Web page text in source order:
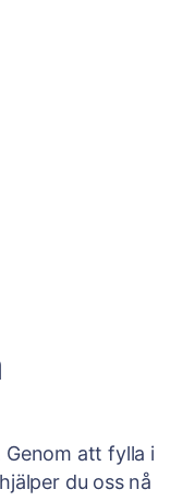
att fylla i
du oss nå